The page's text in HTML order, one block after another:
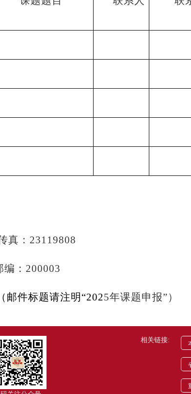
真： 23119808
：200003
（邮件标题请注明 “2025年课题申报”）